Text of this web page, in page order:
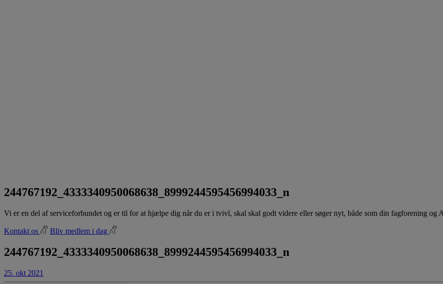
244767192_4333340950068638_8999244595456994033_n
Vi er en del af serviceforbundet og er til for at hjælpe dig når du er i tvivl, skal skal godt videre eller søger nyt, både som din fagforening og
Kontakt os Bliv medlem i dag
244767192_4333340950068638_8999244595456994033_n
25. okt 2021